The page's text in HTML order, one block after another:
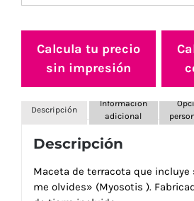
Calcula tu precio
sin impresión
Descripción
Información
adicional
Descripción
Maceta de terracota que incluye
me olvides» (Myosotis ).